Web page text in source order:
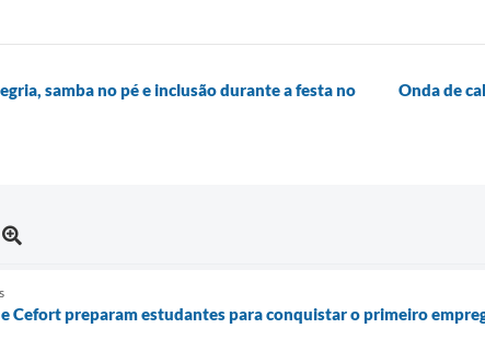
samba no pé e inclusão durante a festa no
Onda de
e Cefort preparam estudantes para conquistar o primeiro